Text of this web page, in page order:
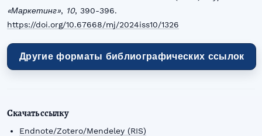
«Маркетинг», 10, 390-396.
https://doi.org/10.67668/mj/2024iss10/1326
Другие форматы библиографических ссылок
Скачать ссылку
Endnote/Zotero/Mendeley (RIS)